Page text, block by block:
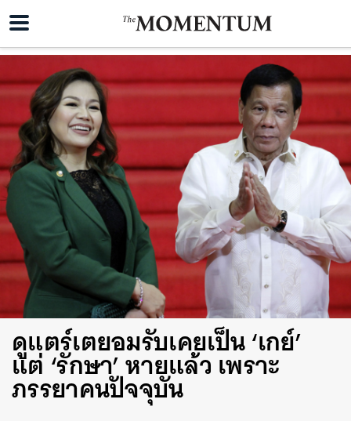
ดูแตร์เตยอมรับเคยเป็น ‘เกย์’
แต่ ‘รักษา’ หายแล้ว เพราะ
ภรรยาคนปัจจุบัน